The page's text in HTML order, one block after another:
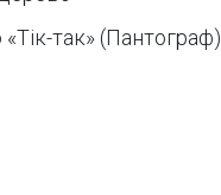
так» (Пантограф)